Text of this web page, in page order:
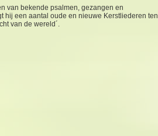
van bekende psalmen, gezangen en
hij een aantal oude en nieuwe Kerstliederen ten
van de wereld´.